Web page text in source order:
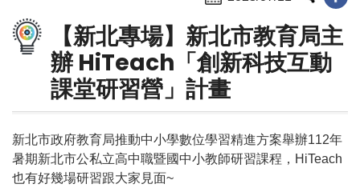
【新北專場】新北市教育局主
辦 HiTeach「創新科技互動
課堂研習營」計畫
新北市政府教育局推動中小學數位學習精進方案舉辦112年
暑期新北市公私立高中職暨國中小教師研習課程，HiTeach
也有好幾場研習跟大家見面~